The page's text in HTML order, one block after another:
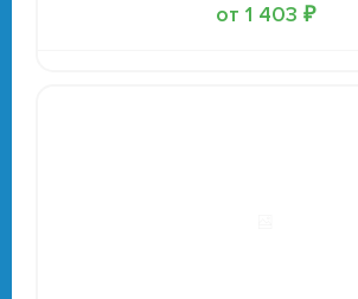
от 1 403 ₽